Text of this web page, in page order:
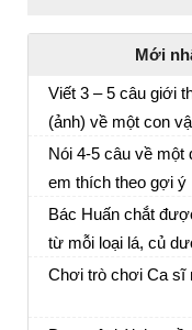
Mới
Viết 3 – 5 câu giới
(ảnh) về một con
thích
Tập làm văn lớp 2
Nói 4-5 câu về một
em thích theo gợi ý
Bác Huấn chắt
từ mỗi loại lá, củ
Chơi trò chơi Ca sĩ